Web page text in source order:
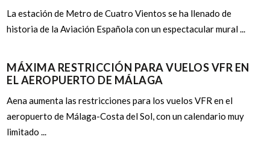
La estación de Metro de Cuatro Vientos se ha llenado de
historia de la Aviación Española con un espectacular mural ...
MÁXIMA RESTRICCIÓN PARA VUELOS VFR EN
EL AEROPUERTO DE MÁLAGA
Aena aumenta las restricciones para los vuelos VFR en el
aeropuerto de Málaga-Costa del Sol, con un calendario muy
limitado ...